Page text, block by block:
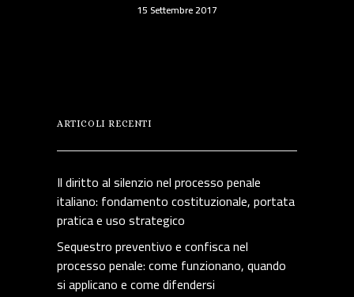
15 Settembre 2017
ARTICOLI RECENTI
Il diritto al silenzio nel processo penale
italiano: fondamento costituzionale, portata
pratica e uso strategico
Sequestro preventivo e confisca nel
processo penale: come funzionano, quando
si applicano e come difendersi